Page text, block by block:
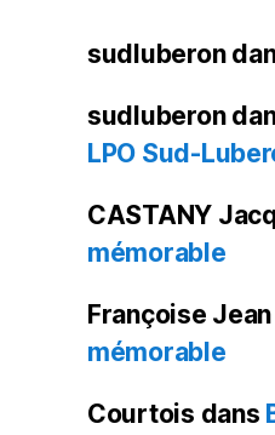
sudluberon
sudluberon
LPO Sud-
CASTANY
mémorable
Françoise Jean
mémorable
Courtois dans